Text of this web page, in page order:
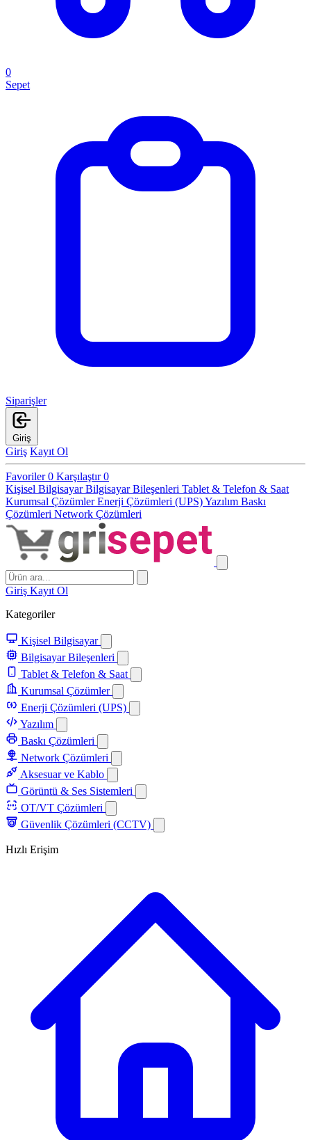
0
Sepet
Siparişler
Giriş
Giriş Kayıt Ol
Favoriler0 Karşılaştır0
Kişisel BilgisayarBilgisayar Bileşenleri Tablet & Telefon & Saat
Kurumsal ÇözümlerEnerji Çözümleri (UPS)Yazılım Baskı
Çözümleri Network Çözümleri
Giriş Kayıt Ol
Kategoriler
Kişisel Bilgisayar
Bilgisayar Bileşenleri
Tablet & Telefon & Saat
Kurumsal Çözümler
Enerji Çözümleri (UPS)
Yazılım
Baskı Çözümleri
Network Çözümleri
Aksesuar ve Kablo
Görüntü & Ses Sistemleri
OT/VT Çözümleri
Güvenlik Çözümleri (CCTV)
Hızlı Erişim